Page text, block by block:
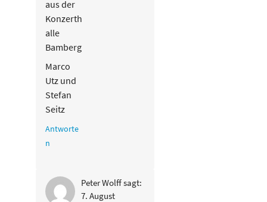
aus der
Konzerth
alle
Bamberg
Marco
Utz und
Stefan
Seitz
Antworte
n
Peter Wolffsagt:
7. August